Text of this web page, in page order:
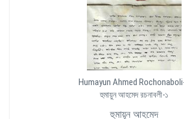
Humayun Ahmed
হুমায়ুন আহমেদ রচনাবলী-১
হুমায়ূন আহমেদ